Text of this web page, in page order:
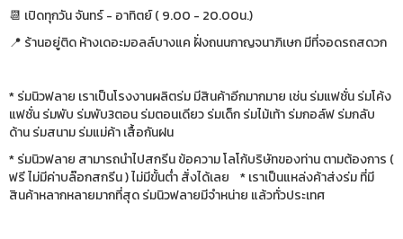
📆 เปิดทุกวัน จันทร์ - อาทิตย์ ( 9.00 - 20.00น.)
📍 ร้านอยู่ติด ห้างเดอะมอลล์บางแค ฝั่งถนนกาญจนาภิเษก มีที่จอดรถสดวก
* ร่มนิวฟลาย เราเป็นโรงงานผลิตร่ม มีสินค้าอีกมากมาย เช่น ร่มแฟชั่น ร่มโค้ง
แฟชั่น ร่มพับ ร่มพับ3ตอน ร่มตอนเดียว ร่มเด็ก ร่มไม้เท้า ร่มกอล์ฟ ร่มกลับ
ด้าน ร่มสนาม ร่มแม่ค้า เสื้อกันฝน
* ร่มนิวฟลาย สามารถนำไปสกรีน ข้อความ โลโก้บริษัทของท่าน ตามต้องการ (
ฟรี ไม่มีค่าบล๊อกสกรีน ) ไม่มีขั้นต่ำ สั่งได้เลย * เราเป็นแหล่งค้าส่งร่ม ที่มี
สินค้าหลากหลายมากที่สุด ร่มนิวฟลายมีจำหน่าย แล้วทั่วประเทศ